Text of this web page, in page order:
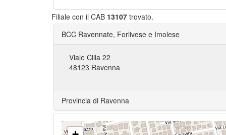
Filiale con il CAB 13107 trovato.
BCC Ravennate, Forlivese e Imolese
Viale Cilla 22
48123 Ravenna
Provincia di Ravenna